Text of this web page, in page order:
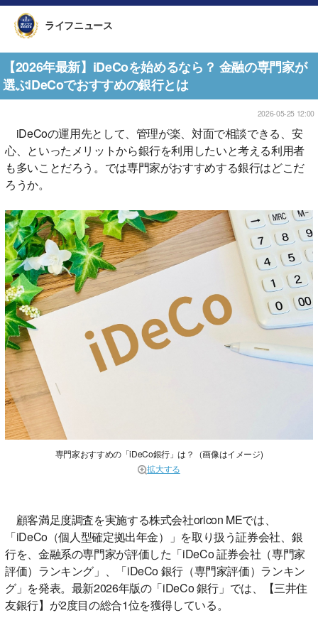
ライフニュース
【2026年最新】iDeCoを始めるなら？ 金融の専門家が
選ぶiDeCoでおすすめの銀行とは
2026-05-25 12:00
iDeCoの運用先として、管理が楽、対面で相談できる、安
心、といったメリットから銀行を利用したいと考える利用者
も多いことだろう。では専門家がおすすめする銀行はどこだ
ろうか。
専門家おすすめの「iDeCo銀行」は？（画像はイメージ)
拡大する
顧客満足度調査を実施する株式会社oricon MEでは、
「iDeCo（個人型確定拠出年金）」を取り扱う証券会社、銀
行を、金融系の専門家が評価した「iDeCo 証券会社（専門家
評価）ランキング」、「iDeCo 銀行（専門家評価）ランキン
グ」を発表。最新2026年版の「iDeCo 銀行」では、【三井住
友銀行】が2度目の総合1位を獲得している。